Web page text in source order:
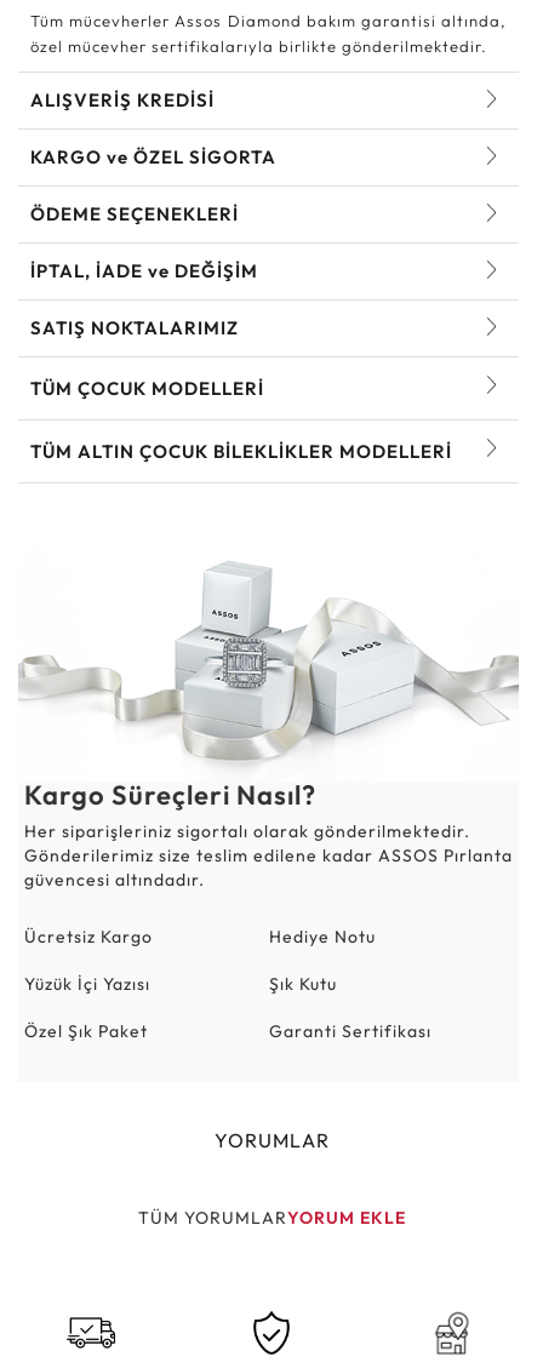
Tüm mücevherler Assos Diamond bakım garantisi altında,
özel mücevher sertifikalarıyla birlikte gönderilmektedir.
ALIŞVERİŞ KREDİSİ
KARGO ve ÖZEL SİGORTA
ÖDEME SEÇENEKLERİ
İPTAL, İADE ve DEĞİŞİM
SATIŞ NOKTALARIMIZ
TÜM ÇOCUK MODELLERI
TÜM ALTIN ÇOCUK BILEKLIKLER MODELLERI
Kargo Süreçleri Nasıl?
Her siparişleriniz sigortalı olarak gönderilmektedir.
Gönderilerimiz size teslim edilene kadar ASSOS Pırlanta
güvencesi altındadır.
Ücretsiz Kargo Hediye Notu
Yüzük İçi Yazısı Şık Kutu
Özel Şık Paket Garanti Sertifikası
YORUMLAR
TÜM YORUMLARYORUM EKLE